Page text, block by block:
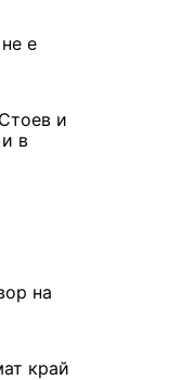
е
и
в
на
край